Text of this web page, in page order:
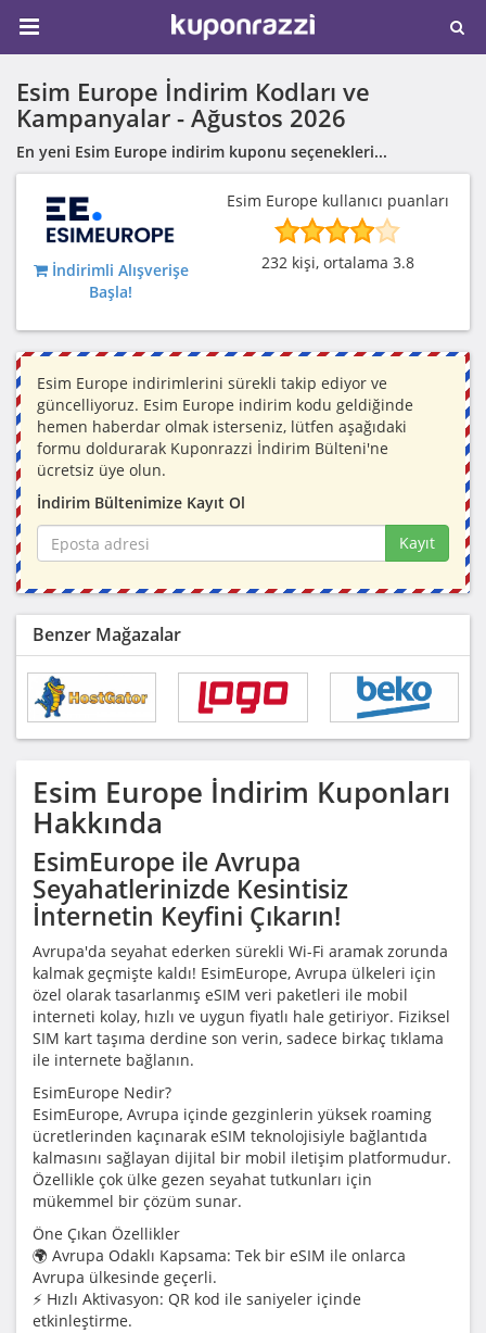
Esim Europe İndirim Kodları ve
Kampanyalar - Ağustos 2026
En yeni Esim Europe indirim kuponu seçenekleri...
İndirimli Alışverişe
Başla!
Esim Europe kullanıcı puanları
232 kişi, ortalama 3.8
Esim Europe indirimlerini sürekli takip ediyor ve
güncelliyoruz. Esim Europe indirim kodu geldiğinde
hemen haberdar olmak isterseniz, lütfen aşağıdaki
formu doldurarak Kuponrazzi İndirim Bülteni'ne
ücretsiz üye olun.
İndirim Bültenimize Kayıt Ol
Kayıt
Benzer Mağazalar
Esim Europe İndirim Kuponları
Hakkında
EsimEurope ile Avrupa
Seyahatlerinizde Kesintisiz
İnternetin Keyfini Çıkarın!
Avrupa'da seyahat ederken sürekli Wi-Fi aramak zorunda
kalmak geçmişte kaldı! EsimEurope, Avrupa ülkeleri için
özel olarak tasarlanmış eSIM veri paketleri ile mobil
interneti kolay, hızlı ve uygun fiyatlı hale getiriyor. Fiziksel
SIM kart taşıma derdine son verin, sadece birkaç tıklama
ile internete bağlanın.
EsimEurope Nedir?
EsimEurope, Avrupa içinde gezginlerin yüksek roaming
ücretlerinden kaçınarak eSIM teknolojisiyle bağlantıda
kalmasını sağlayan dijital bir mobil iletişim platformudur.
Özellikle çok ülke gezen seyahat tutkunları için
mükemmel bir çözüm sunar.
Öne Çıkan Özellikler
🌍 Avrupa Odaklı Kapsama: Tek bir eSIM ile onlarca
Avrupa ülkesinde geçerli.
⚡ Hızlı Aktivasyon: QR kod ile saniyeler içinde
etkinleştirme.